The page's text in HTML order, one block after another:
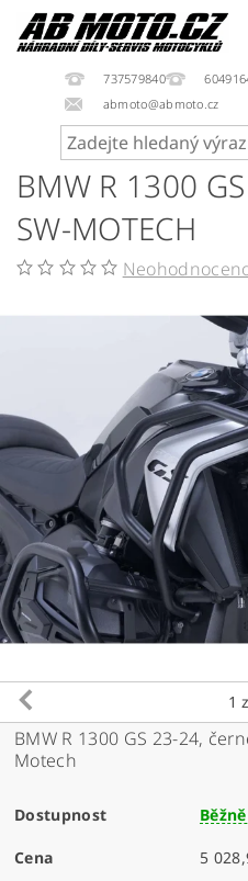
737579840
abmoto@abmoto.cz
BMW R 1300
SW-MOTECH
1
BMW R 1300 GS 23-24,
Motech
Dostupnost
Cena